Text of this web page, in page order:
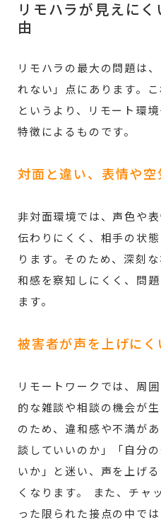
リモハラが見えに
由
リモハラの最大の問題は
れない」点にあります。
というより、リモート環
特徴によるものです。
対面と違い、表情や
非対面環境では、声色や
伝わりにくく、相手の状
ります。そのため、深刻
和感を察知しにくく、問
ます。
被害者が声を上げにく
リモートワークでは、周
的な雑談や相談の機会が
のため、違和感や不満が
談していいのか」「自分
いか」と迷い、声を上げ
くなります。 また、チャ
った限られた接点の中で